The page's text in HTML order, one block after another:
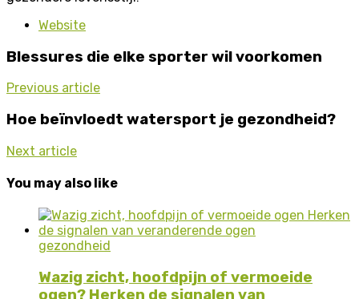
Website
Blessures die elke sporter wil voorkomen
Previous article
Hoe beïnvloedt watersport je gezondheid?
Next article
You may also like
gezondheid
Wazig zicht, hoofdpijn of vermoeide
ogen? Herken de signalen van